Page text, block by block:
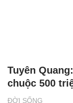
ĐỜI SỐNG
Tuyên
chuộc 500